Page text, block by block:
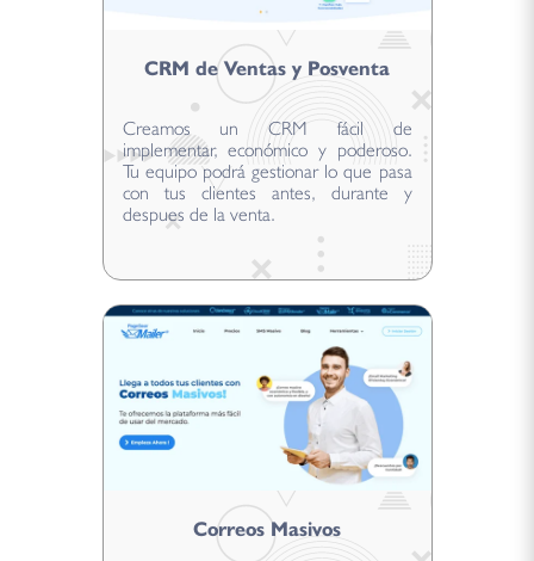
CRM de Ventas y Posventa
Creamos un CRM fácil de
implementar, económico y poderoso.
Tu equipo podrá gestionar lo que pasa
con tus clientes antes, durante y
despues de la venta.
Correos Masivos